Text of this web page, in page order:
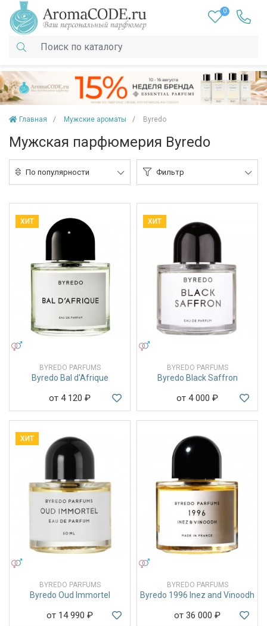
0
Главная Мужские ароматы Byredo
Мужская парфюмерия Byredo
По популярности Фильтр
ХИТ
BYREDO PARFUMS
Byredo Bal d'Afrique
от 4 120 ₽
ХИТ
BYREDO PARFUMS
Byredo Black Saffron
от 4 000 ₽
ХИТ
BYREDO PARFUMS
Byredo Oud Immortel
от 14 990 ₽
BYREDO PARFUMS
Byredo 1996 Inez and Vinoodh
от 36 000 ₽